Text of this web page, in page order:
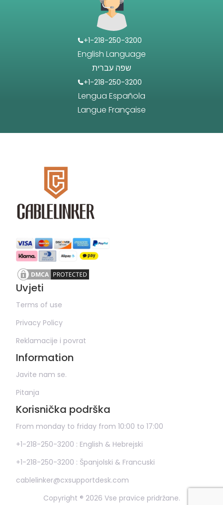
+1-218-250-3200
English Language
שפה עברית
+1-218-250-3200
Lengua Española
Langue Française
Uvjeti
Terms of use
Privacy Policy
Reklamacije i povrat
Information
Javite nam se.
Pitanja
Korisnička podrška
From monday to friday from 10:00 to 17:00
+1-218-250-3200 : English & Hebrejski
+1-218-250-3200 : Španjolski & Francuski
cablelinker@cxsupportdesk.com
Copyright ® 2026 Vse pravice pridržane.